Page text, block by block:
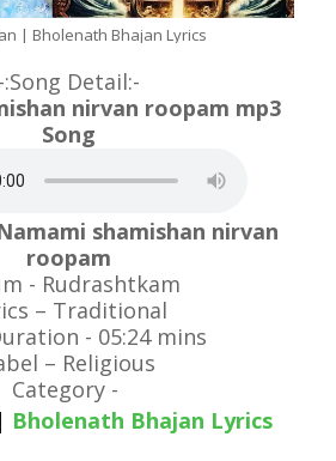
| Bholenath Bhajan Lyrics
-:Song Detail:-
nirvan roopam mp3
Song
shamishan nirvan
roopam
- Rudrashtkam
– Traditional
- 05:24 mins
– Religious
Category -
Bholenath Bhajan Lyrics